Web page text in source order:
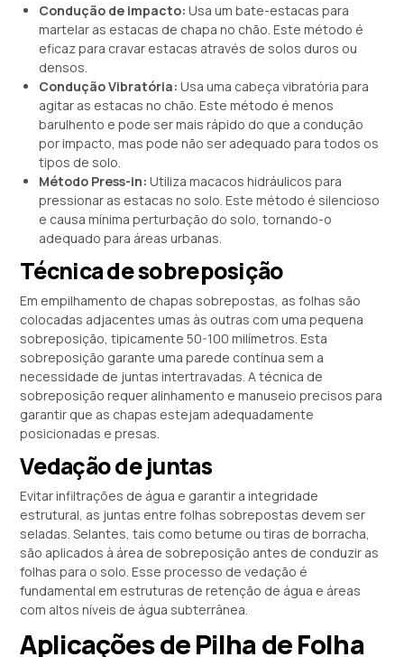
Condução de impacto: Usa um bate-estacas para
martelar as estacas de chapa no chão. Este método é
eficaz para cravar estacas através de solos duros ou
densos.
Condução Vibratória: Usa uma cabeça vibratória para
agitar as estacas no chão. Este método é menos
barulhento e pode ser mais rápido do que a condução
por impacto, mas pode não ser adequado para todos os
tipos de solo.
Método Press-in: Utiliza macacos hidráulicos para
pressionar as estacas no solo. Este método é silencioso
e causa mínima perturbação do solo, tornando-o
adequado para áreas urbanas.
Técnica de sobreposição
Em empilhamento de chapas sobrepostas, as folhas são
colocadas adjacentes umas às outras com uma pequena
sobreposição, tipicamente 50-100 milímetros. Esta
sobreposição garante uma parede contínua sem a
necessidade de juntas intertravadas. A técnica de
sobreposição requer alinhamento e manuseio precisos para
garantir que as chapas estejam adequadamente
posicionadas e presas.
Vedação de juntas
Evitar infiltrações de água e garantir a integridade
estrutural, as juntas entre folhas sobrepostas devem ser
seladas. Selantes, tais como betume ou tiras de borracha,
são aplicados à área de sobreposição antes de conduzir as
folhas para o solo. Esse processo de vedação é
fundamental em estruturas de retenção de água e áreas
com altos níveis de água subterrânea.
Aplicações de Pilha de Folha